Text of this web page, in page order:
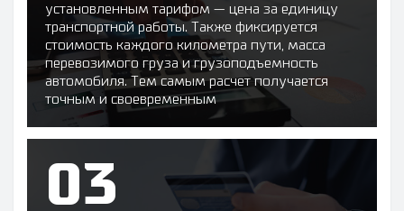
установленным тарифом — цена за единицу
транспортной работы. Также фиксируется
стоимость каждого километра пути, масса
перевозимого груза и грузоподъемность
автомобиля. Тем самым расчет получается
точным и своевременным